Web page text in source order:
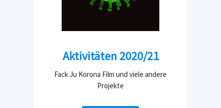
Aktivitäten 2020/21
Fack Ju Korona Film und viele andere
Projekte